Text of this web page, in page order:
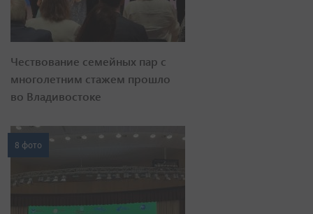
Чествование семейных пар с
многолетним стажем прошло
во Владивостоке
8 фото